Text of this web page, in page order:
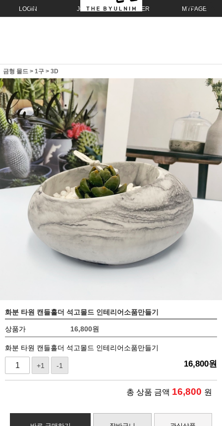
LOGIN JOIN ORDER MYPAGE
금형 몰드 > 1구 > 3D
화분 타원 캔들홀더 석고몰드 인테리어소품만들기
상품가 16,800원
화분 타원 캔들홀더 석고몰드 인테리어소품만들기
+1 -1 16,800원
총 상품 금액 16,800 원